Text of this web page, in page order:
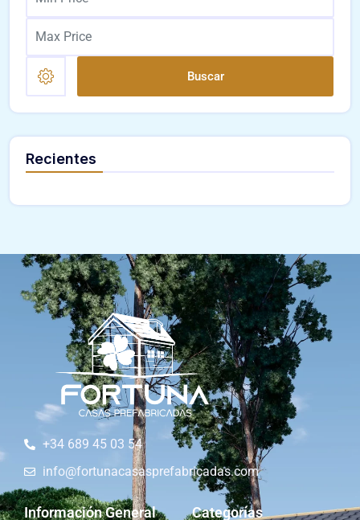
Buscar
Recientes
+34 689 45 03 54
info@fortunacasasprefabricadas.com
Información General Categorías